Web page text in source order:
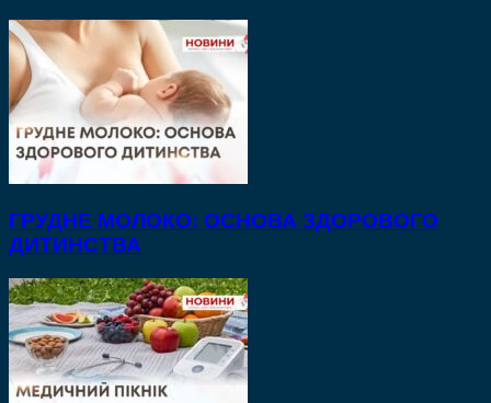
ГРУДНЕ МОЛОКО: ОСНОВА ЗДОРОВОГО
ДИТИНСТВА